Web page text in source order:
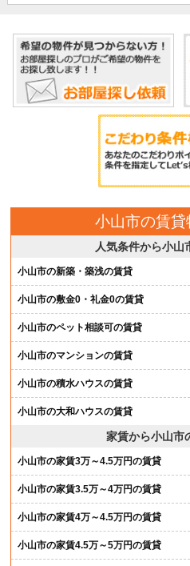
小山市の賃
人気条件から小山
小山市の新築・築浅の賃貸
小山市の敷金0・礼金0の賃貸
小山市のペット相談可の賃貸
小山市のマンションの賃貸
小山市の積水ハウスの賃貸
小山市の大和ハウスの賃貸
家賃から小山市
小山市の家賃3万～4.5万円の賃貸
小山市の家賃3.5万～4万円の賃貸
小山市の家賃4万～4.5万円の賃貸
小山市の家賃4.5万～5万円の賃貸